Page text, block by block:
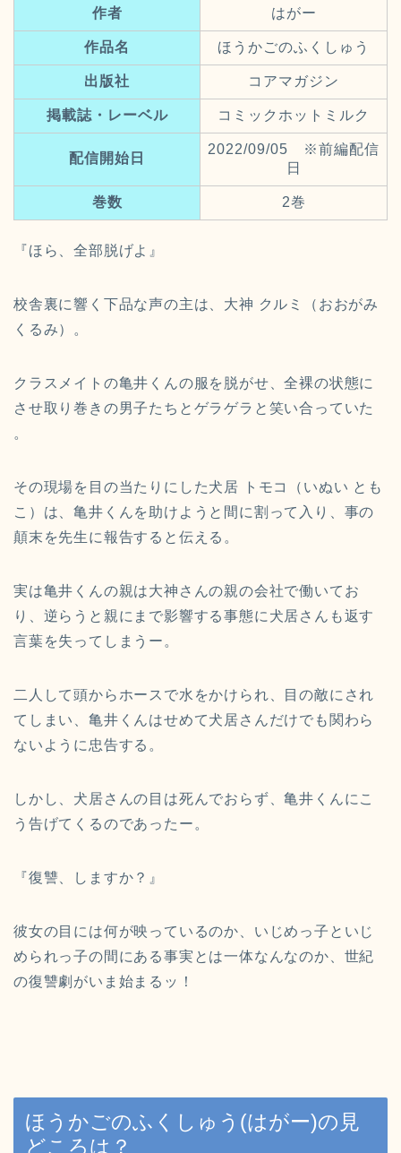
作者 はがー
作品名 ほうかごのふくしゅう
出版社 コアマガジン
掲載誌・レーベル コミックホットミルク
配信開始日
2022/09/05 ※前編配信
日
巻数 2巻
『ほら、全部脱げよ』
校舎裏に響く下品な声の主は、大神 クルミ（おおがみ
くるみ）。
クラスメイトの亀井くんの服を脱がせ、全裸の状態に
させ取り巻きの男子たちとゲラゲラと笑い合っていた
。
その現場を目の当たりにした犬居 トモコ（いぬい とも
こ）は、亀井くんを助けようと間に割って入り、 事の
顛末を先生に報告すると伝える。
実は亀井くんの親は大神さんの親の会社で働いてお
り、 逆らうと親にまで影響する事態に犬居さんも返す
言葉を失ってしま うー。
二人して頭からホースで水をかけられ、目の敵にされ
てしまい、 亀井くんはせめて犬居さんだけでも関わら
ないように忠告する。
しかし、犬居さんの目は死んでおらず、亀井くんにこ
う告げてくるのであったー。
『復讐、しますか？』
彼女の目には何が映っているのか、 いじめっ子といじ
められっ子の間にある事実とは一体なんなのか、 世紀
の復讐劇がいま始まるッ！
ほうかごのふくしゅう(はがー)の見
どころは？